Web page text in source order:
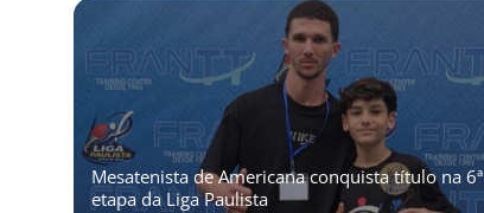
Mesatenista de Americana conquista título na 6ª
etapa da Liga Paulista